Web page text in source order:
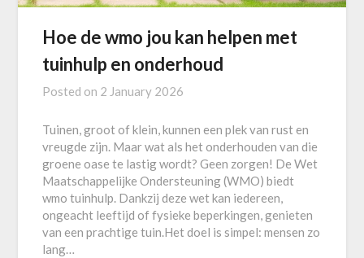
Hoe de wmo jou kan helpen met
tuinhulp en onderhoud
Posted on 2 January 2026
Tuinen, groot of klein, kunnen een plek van rust en
vreugde zijn. Maar wat als het onderhouden van die
groene oase te lastig wordt? Geen zorgen! De Wet
Maatschappelijke Ondersteuning (WMO) biedt
wmo tuinhulp. Dankzij deze wet kan iedereen,
ongeacht leeftijd of fysieke beperkingen, genieten
van een prachtige tuin.Het doel is simpel: mensen zo
lang…